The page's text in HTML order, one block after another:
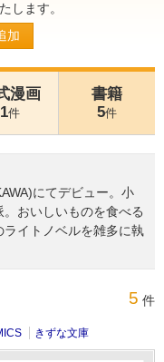
します。
加
漫画
1件
書籍
5件
にてデビュー。小
おいしいものを食べる
イトノベルを雑多に執
5 件
きずな文庫